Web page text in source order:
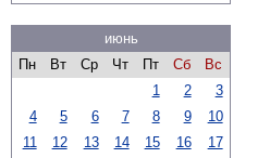
июнь
Пн
Вт Ср Чт Пт Сб
Вс
1
2
3
4
5 6 7 8 9
10
11
12 13 14 15 16
17